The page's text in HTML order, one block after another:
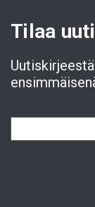
Tilaa